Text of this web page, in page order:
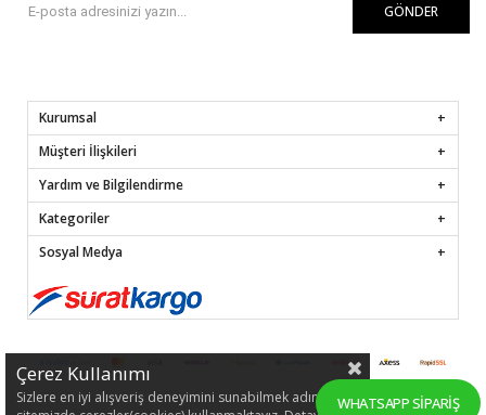
WHATSAPP SIPARIŞ
GÖNDER
Kurumsal
Müşteri İlişkileri
Yardım ve Bilgilendirme
Kategoriler
Sosyal Medya
Çerez Kullanımı
Sizlere en iyi alışveriş deneyimini sunabilmek adına